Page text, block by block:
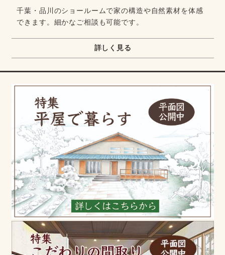
千葉・品川のショールームで家の構造や自然素材を体感
できます。細かなご相談も可能です。
詳しく見る